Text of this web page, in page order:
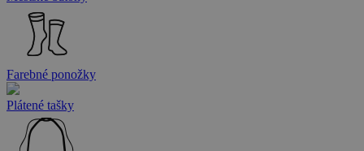
Farebné ponožky
Plátené tašky